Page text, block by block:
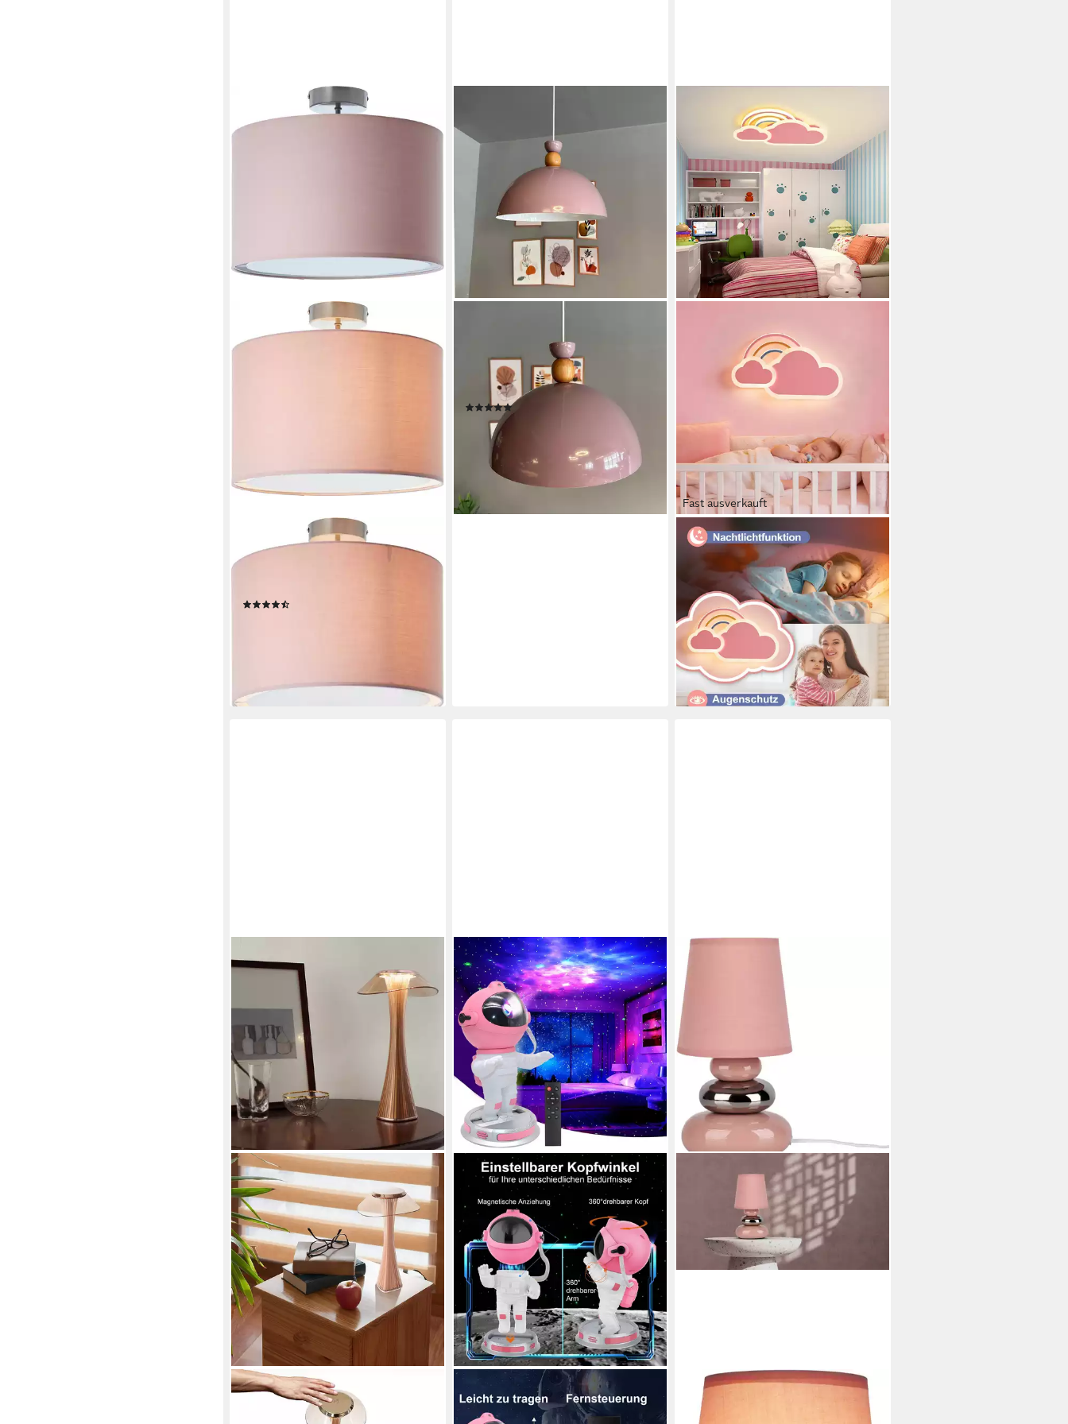
Deckenleuchte Stellan, ohne
Hängelampe Industrial Ø30 cm, E27,
Moderne Lampe, ohne Leuchtmittel,
E27, Dimmbar, Einstellbare
Kabellänge
42,10 €
lieferbar - in 2-3 Werktagen bei dir
Fast ausverkauft
RRBEST
LED Deckenleuchte LED Kinder
Deckenlampe Wolken Regenbogen
Deckenleuchte, mit Fernbedienung &
APP, Nachtlicht Funktion
82,99 € UVP119,99 €
-31%
lieferbar - in 5-6 Werktagen bei dir
NETTLIFE
LED Nachttischlampe Dimmbar
LED Nachtlicht Upgraded, Timer,
NÄVE
Tischleuchte Stoney, ohne